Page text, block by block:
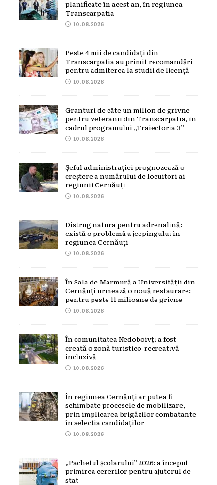
planificate în acest an, în regiunea
Transcarpatia
10.08.2026
Peste 4 mii de candidați din
Transcarpatia au primit recomandări
pentru admiterea la studii de licență
10.08.2026
Granturi de câte un milion de grivne
pentru veteranii din Transcarpatia, în
cadrul programului „Traiectoria 3”
10.08.2026
Șeful administrației prognozează o
creștere a numărului de locuitori ai
regiunii Cernăuți
10.08.2026
Distrug natura pentru adrenalină:
există o problemă a jeepingului în
regiunea Cernăuți
10.08.2026
În Sala de Marmură a Universității din
Cernăuți urmează o nouă restaurare:
pentru peste 11 milioane de grivne
10.08.2026
În comunitatea Nedoboivți a fost
creată o zonă turistico-recreativă
incluzivă
10.08.2026
În regiunea Cernăuți ar putea fi
schimbate procesele de mobilizare,
prin implicarea brigăzilor combatante
în selecția candidaților
10.08.2026
„Pachetul școlarului” 2026: a început
primirea cererilor pentru ajutorul de
stat